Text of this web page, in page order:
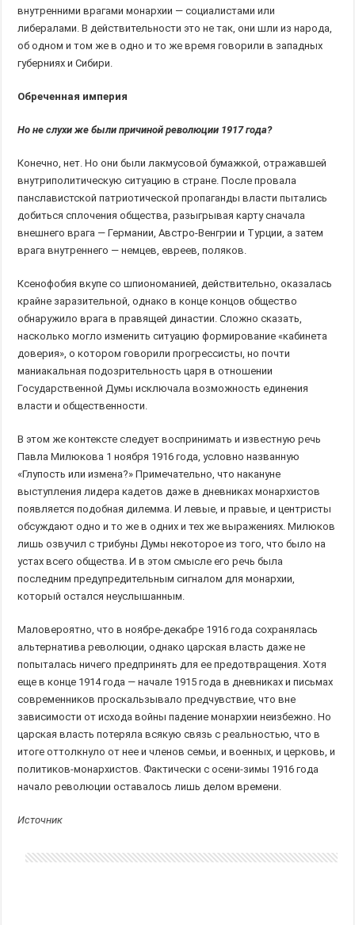
внутренними врагами монархии — социалистами или
либералами. В действительности это не так, они шли из народа,
об одном и том же в одно и то же время говорили в западных
губерниях и Сибири.
Обреченная империя
Но не слухи же были причиной революции 1917 года?
Конечно, нет. Но они были лакмусовой бумажкой, отражавшей
внутриполитическую ситуацию в стране. После провала
панславистской патриотической пропаганды власти пытались
добиться сплочения общества, разыгрывая карту сначала
внешнего врага — Германии, Австро-Венгрии и Турции, а затем
врага внутреннего — немцев, евреев, поляков.
Ксенофобия вкупе со шпиономанией, действительно, оказалась
крайне заразительной, однако в конце концов общество
обнаружило врага в правящей династии. Сложно сказать,
насколько могло изменить ситуацию формирование «кабинета
доверия», о котором говорили прогрессисты, но почти
маниакальная подозрительность царя в отношении
Государственной Думы исключала возможность единения
власти и общественности.
В этом же контексте следует воспринимать и известную речь
Павла Милюкова 1 ноября 1916 года, условно названную
«Глупость или измена?» Примечательно, что накануне
выступления лидера кадетов даже в дневниках монархистов
появляется подобная дилемма. И левые, и правые, и центристы
обсуждают одно и то же в одних и тех же выражениях. Милюков
лишь озвучил с трибуны Думы некоторое из того, что было на
устах всего общества. И в этом смысле его речь была
последним предупредительным сигналом для монархии,
который остался неуслышанным.
Маловероятно, что в ноябре-декабре 1916 года сохранялась
альтернатива революции, однако царская власть даже не
попыталась ничего предпринять для ее предотвращения. Хотя
еще в конце 1914 года — начале 1915 года в дневниках и письмах
современников проскальзывало предчувствие, что вне
зависимости от исхода войны падение монархии неизбежно. Но
царская власть потеряла всякую связь с реальностью, что в
итоге оттолкнуло от нее и членов семьи, и военных, и церковь, и
политиков-монархистов. Фактически с осени-зимы 1916 года
начало революции оставалось лишь делом времени.
Источник